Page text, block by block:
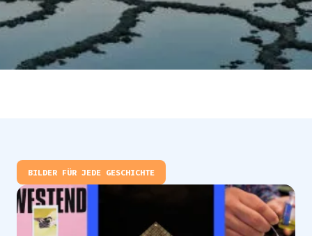
BILDER FÜR JEDE GESCHICHTE